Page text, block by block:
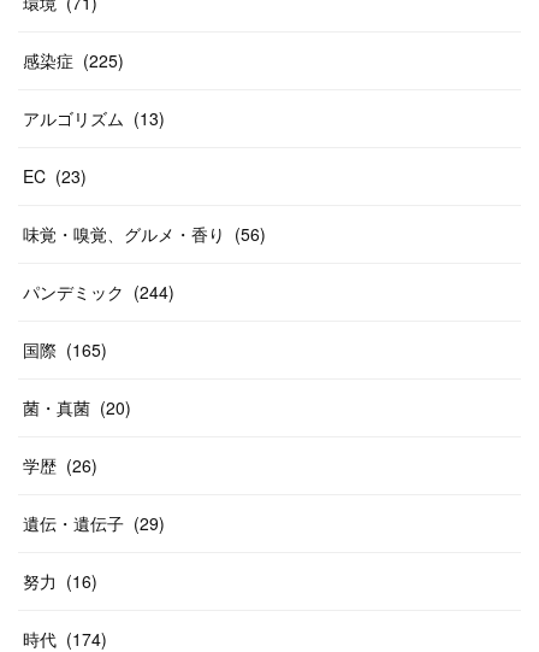
感染症 (225)
アルゴリズム (13)
EC (23)
味覚・嗅覚、グルメ・香り (56)
パンデミック (244)
国際 (165)
菌・真菌 (20)
学歴 (26)
遺伝・遺伝子 (29)
努力 (16)
時代 (174)